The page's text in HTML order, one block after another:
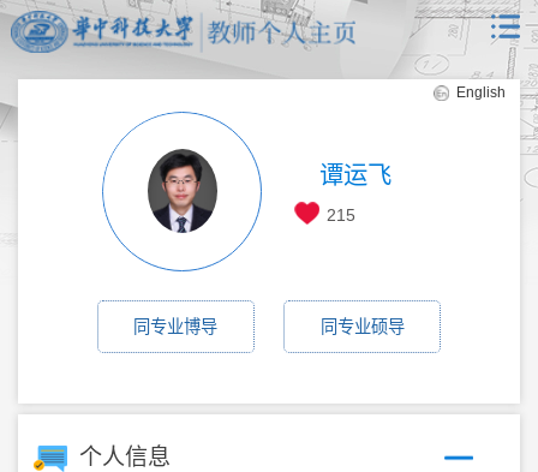
English
谭运飞
215
同专业博导 同专业硕导
个人信息